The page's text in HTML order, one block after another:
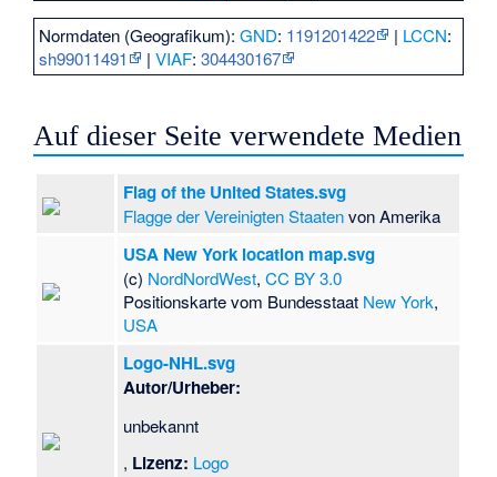
Normdaten (Geografikum):GND: 1191201422 | LCCN:
sh99011491
|VIAF:304430167
Auf dieser Seite verwendete Medien
Flag of the United States.svg
Flagge der Vereinigten Staatenvon Amerika
USA New York location map.svg
(c) NordNordWest,CC BY 3.0
Positionskarte vom Bundesstaat New York,
USA
Logo-NHL.svg
Autor/Urheber:
unbekannt
, Lizenz: Logo